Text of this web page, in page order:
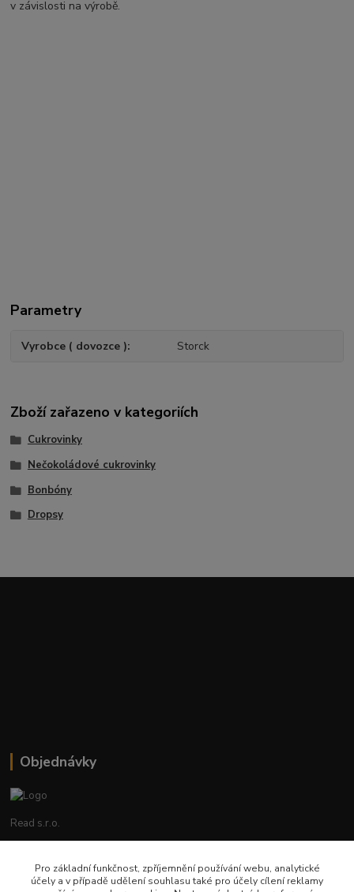
v závislosti na výrobě.
Parametry
Vyrobce ( dovozce ) Storck
Zboží zařazeno v kategoriích
Cukrovinky
Nečokoládové cukrovinky
Bonbóny
Dropsy
Objednávky
Read s.r.o.
+420 602 388 763
Pro základní funkčnost, zpříjemnění používání webu, analytické
účely a v případě udělení souhlasu také pro účely cílení reklamy